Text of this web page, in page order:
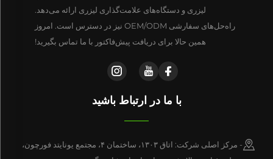
لیزری و دستگاه‌های علامت‌گذاری لیزری ارائه می‌دهد.
راه‌حل‌های سفارشی OEM/ODM نیز در دسترس است. امروز
همین حالا برای دریافت پیش‌فاکتور با ما تماس بگیرید!
با ما در ارتباط باشید
- مرکز اصلی شرکت: اتاق ۱۳۰۳، ساختمان ۴، مجتمع یونایتد فورچون،